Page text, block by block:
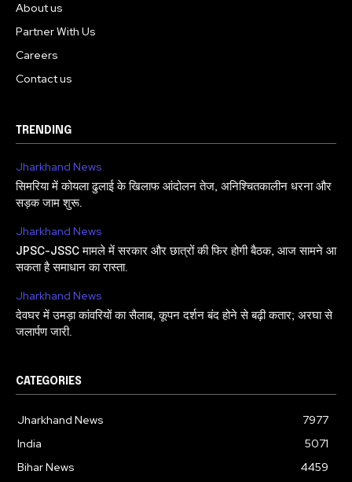
About us
Partner With Us
Careers
Contact us
TRENDING
Jharkhand News
सिमरिया में कोयला ढुलाई के खिलाफ आंदोलन तेज, अनिश्चितकालीन धरना और
सड़क जाम शुरू.
Jharkhand News
JPSC-JSSC मामले में सरकार और छात्रों की फिर होगी बैठक, आज सामने आ
सकता है समाधान का रास्ता.
Jharkhand News
देवघर में उमड़ा कांवरियों का सैलाब, कूपन दर्शन बंद होने से बढ़ी कतार; अरघा से
जलार्पण जारी.
CATEGORIES
Jharkhand News
7977
India
5071
Bihar News
4459